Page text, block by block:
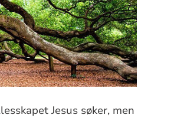
Jesus søker, men